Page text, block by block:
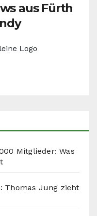
aus Fürth
Logo
Mitglieder: Was
Thomas Jung zieht